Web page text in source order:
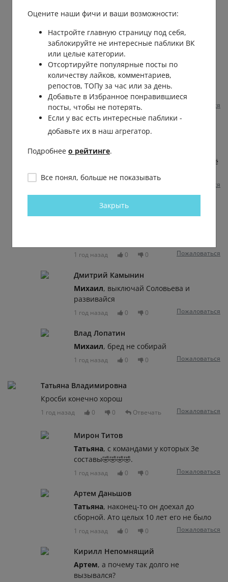
Михаил Гусаров
Дмитрий
, сам лозунги придумал?
Основной лозунг - спорт вне политики.
Не мы ушли из международного спорта,
нас выгнали,без внятного объяснения
причин,в связи с международной
политикой как раз. Где тут двойные
стандарты?
1 год назад 0 Пожаловаться
хорош вонять по поводу турниров "без
наших". Смотри спорт, а не политику. Её
Пожаловаться
Михаил Гусаров
Дмитрий, ты если не понял, то сам не
1 год назад 0 0 Пожаловаться
Дмитрий Камынин
Михаил, выключай Соловьева и
развивайся
1 год назад 0 0 Пожаловаться
Влад Лопатин
Михаил, бред не собирай
1 год назад 0 0 Пожаловаться
Татьяна Владимировна
Кросби конечно хорош
1 год назад 0 0 Отвечать Пожаловаться
Мирон Титов
Татьяна, с командами у которых 3е
составы🤣🤣🤣🤣.
1 год назад 0 0 Пожаловаться
Артем Даньшов
Татьяна, наконец-то он доехал до
сборной. Ато целых 10 лет его не было
1 год назад 0 0 Пожаловаться
Кирилл Непомнящий
Артем, а почему так долго не
вызывался?
Оцените наши фичи и ваши возможности:
Настройте главную страницу под себя,
заблокируйте не интересные паблики ВК
или целые категории.
Отсортируйте популярные посты по
количеству лайков, комментариев,
репостов, ТОПу за час или за день.
Добавьте в Избранное понравившиеся
посты, чтобы не потерять.
Если у вас есть интересные паблики -
добавьте их в наш агрегатор.
Подробнее о рейтинге.
Все понял, больше не показывать
Закрыть